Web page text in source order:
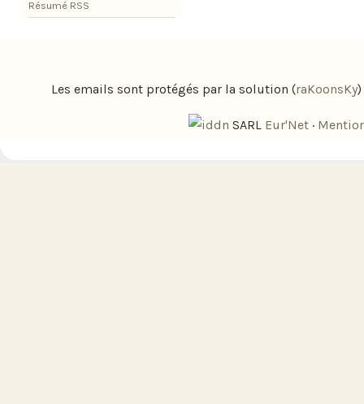
Résumé RSS
Les emails sont protégés par la solution (raKoonsKy)
SARL Eur'Net ·